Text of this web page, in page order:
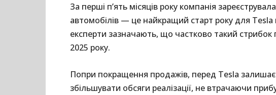
За перші п’ять місяців року компанія
автомобілів — це найкращий старт року для
експерти зазначають, що частково такий
2025 року.
Попри покращення продажів, перед Tesla
збільшувати обсяги реалізації, не втрачаючи